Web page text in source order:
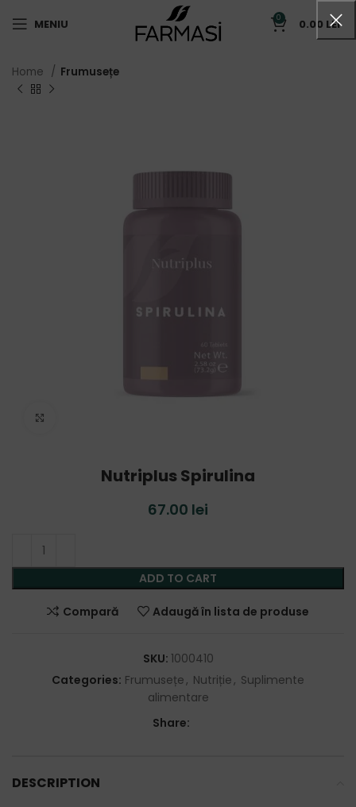
MENIU 0 0.00 LEI
Home Frumusețe
Nutriplus Spirulina
67.00 lei
ADD TO CART
Compară Adaugă în lista de produse
SKU: 1000410
Categories: Frumusețe, Nutriție, Suplimente
alimentare
Share:
DESCRIPTION